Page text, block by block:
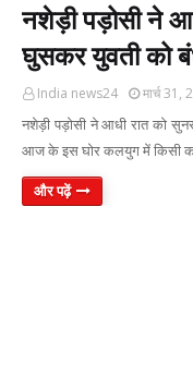
नशेड़ी पड़ोसी ने
घुसकर युवती को
India news24 मार्च 31,
नशेड़ी पड़ोसी ने आधी रात को
आज के इस घोर कलयुग में किसी
और पढ़ें